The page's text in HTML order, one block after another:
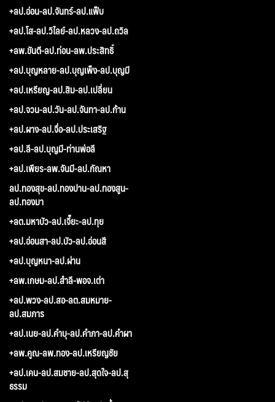
+ลป.อ่อน-ลป.จันทร์-ลป.แฟ็บ
+ลป.โส-ลป.วิไลย์-ลป.หลวง-ลป.ถวิล
+ลพ.ขันตี-ลป.ท่อน-ลพ.ประสิทธิ์
+ลป.บุญหลาย-ลป.บุญเพ็ง-ลป.บุญมี
+ลป.เหรียญ-ลป.สิม-ลป.เปลี่ยน
+ลป.จวน-ลป.วัน-ลป.จันทา-ลป.ก้าน
+ลป.ผาง-ลป.จื่อ-ลป.ประเสริฐ
+ลป.ลี-ลป.บุญมี-ท่านพ่อลี
+ลป.เพียร-ลพ.จันมี-ลป.กัณหา
ลป.ทองสุข-ลป.ทองปาน-ลป.ทองสูน-
ลป.ทองมา
+ลต.มหาบัว-ลป.เจี๊ยะ-ลป.ทุย
+ลป.อ่อนสา-ลป.บัว-ลป.อ่อนสี
+ลป.บุญหนา-ลป.ผ่าน
+ลพ.เกษม-ลป.สำลี-พอจ.เต่า
+ลป.พวง-ลป.สอ-ลต.สมหมาย-
ลป.สมภาร
+ลป.เนย-ลป.คำบุ-ลป.คำภา-ลป.คำผา
+ลพ.คูณ-ลพ.ทอง-ลป.เหรียญชัย
+ลป.เคน-ลป.สมชาย-ลป.สุดใจ-ลป.สุ
ธรรม